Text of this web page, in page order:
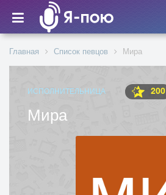
Главная Список певцов Мира
ИСПОЛНИТЕЛЬНИЦА 200
Мира